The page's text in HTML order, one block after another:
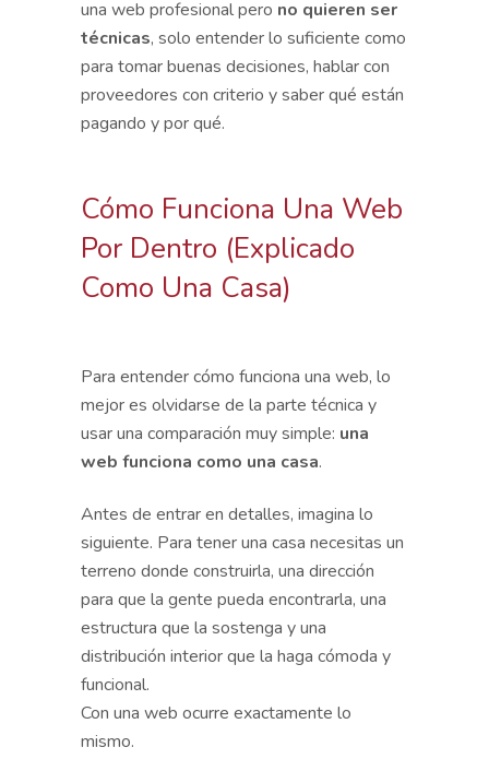
una web profesional pero no quieren ser
técnicas, solo entender lo suficiente como
para tomar buenas decisiones, hablar con
proveedores con criterio y saber qué están
pagando y por qué.
Cómo Funciona Una Web
Por Dentro (explicado
Como Una Casa)
Para entender cómo funciona una web, lo
mejor es olvidarse de la parte técnica y
usar una comparación muy simple: una
web funciona como una casa.
Antes de entrar en detalles, imagina lo
siguiente. Para tener una casa necesitas un
terreno donde construirla, una dirección
para que la gente pueda encontrarla, una
estructura que la sostenga y una
distribución interior que la haga cómoda y
funcional.
Con una web ocurre exactamente lo
mismo.